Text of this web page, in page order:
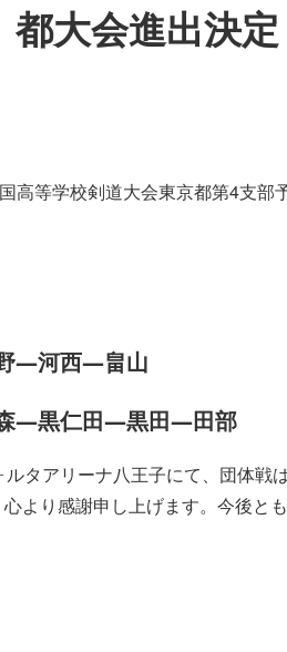
都大会進出決定
高等学校剣道大会東京都第4支
―河西―畠山
―黒仁田―黒田―田部
タアリーナ八王子にて、団体戦
より感謝申し上げます。今後と